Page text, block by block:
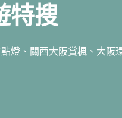
特搜
燈、關西大阪賞楓、大阪